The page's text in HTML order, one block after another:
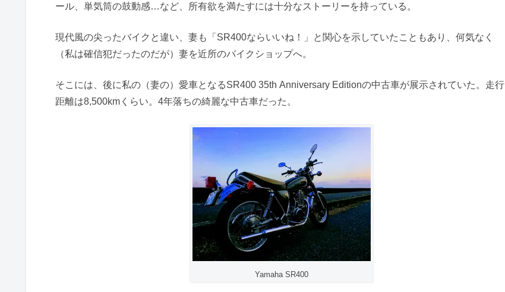
ール、単気筒の鼓動感…など、所有欲を満たすには十分なストーリーを持っている。
現代風の尖ったバイクと違い、妻も「SR400ならいいね！」と関心を示していたこともあり、何気なく
（私は確信犯だったのだが）妻を近所のバイクショップへ。
そこには、後に私の（妻の）愛車となるSR400 35th Anniversary Editionの中古車が展示されていた。走行
距離は8,500kmくらい。4年落ちの綺麗な中古車だった。
Yamaha SR400